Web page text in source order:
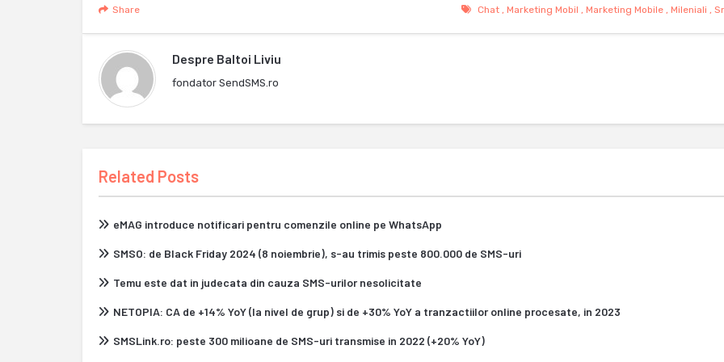
Chat, Marketing Mobil , Marketing Mobile, Mileniali ,
Share
Despre Baltoi Liviu
fondator SendSMS.ro
Related Posts
eMAG introduce notificari pentru comenzile online pe WhatsApp
SMSO: de Black Friday 2024 (8 noiembrie), s-au trimis peste 800.000 de SMS-uri
Temu este dat in judecata din cauza SMS-urilor nesolicitate
NETOPIA: CA de +14% YoY (la nivel de grup) si de +30% YoY a tranzactiilor online procesate, in 2023
SMSLink.ro: peste 300 milioane de SMS-uri transmise in 2022 (+20% YoY)